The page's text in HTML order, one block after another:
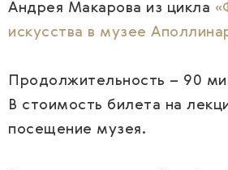
Андрея Макарова из цикла
искусства в музее
Продолжительность – 90
В стоимость билета на
посещение музея.